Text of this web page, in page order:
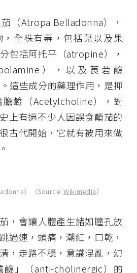
（Atropa Belladonna），
全株有毒，包括葉以及果
包括阿托平（atropine），
），以及莨菪鹼
這些成分的藥理作用，是抑
鹼（Acetylcholine），對
上有過不少人因誤食顛茄的
古代開始，它就有被用來做
）（Source: Wikimedia）
，會讓人體產生諸如瞳孔放
過速，頭痛，潮紅，口乾，
，走路不穩，意識混亂，幻
鹼」（anti-cholinergic）的